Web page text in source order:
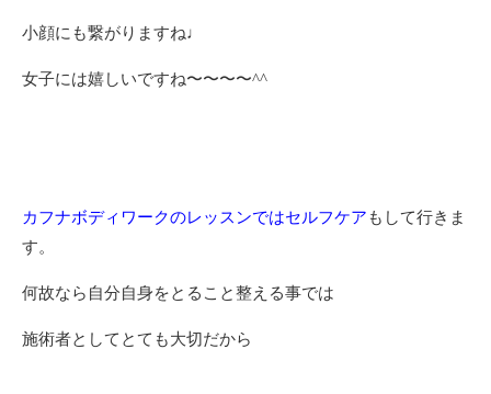
小顔にも繋がりますね♩
女子には嬉しいですね〜〜〜〜^^
カフナボディワークのレッスンではセルフケア もして行きま
す。
何故なら自分自身をとること整える事では
施術者としてとても大切だから